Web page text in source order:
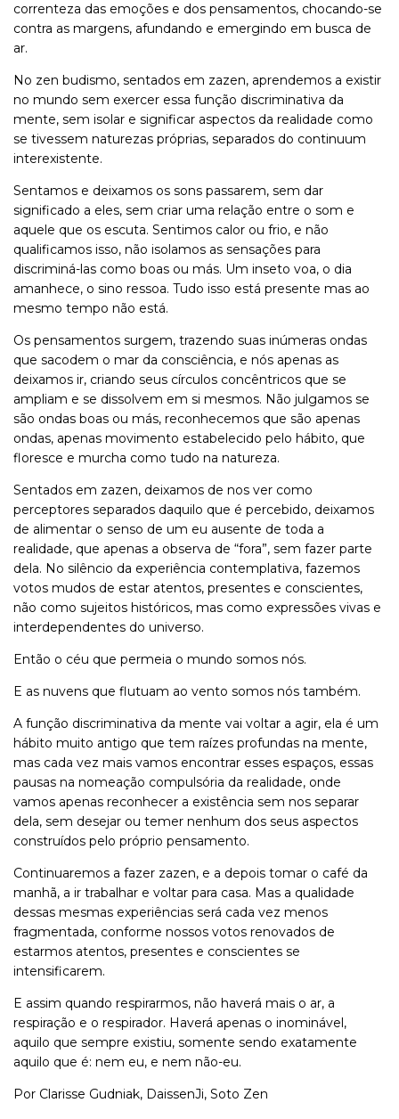
correnteza das emoções e dos pensamentos, chocando-se
contra as margens, afundando e emergindo em busca de
ar.
No zen budismo, sentados em zazen, aprendemos a existir
no mundo sem exercer essa função discriminativa da
mente, sem isolar e significar aspectos da realidade como
se tivessem naturezas próprias, separados do continuum
interexistente.
Sentamos e deixamos os sons passarem, sem dar
significado a eles, sem criar uma relação entre o som e
aquele que os escuta. Sentimos calor ou frio, e não
qualificamos isso, não isolamos as sensações para
discriminá-las como boas ou más. Um inseto voa, o dia
amanhece, o sino ressoa. Tudo isso está presente mas ao
mesmo tempo não está.
Os pensamentos surgem, trazendo suas inúmeras ondas
que sacodem o mar da consciência, e nós apenas as
deixamos ir, criando seus círculos concêntricos que se
ampliam e se dissolvem em si mesmos. Não julgamos se
são ondas boas ou más, reconhecemos que são apenas
ondas, apenas movimento estabelecido pelo hábito, que
floresce e murcha como tudo na natureza.
Sentados em zazen, deixamos de nos ver como
perceptores separados daquilo que é percebido, deixamos
de alimentar o senso de um eu ausente de toda a
realidade, que apenas a observa de “fora”, sem fazer parte
dela. No silêncio da experiência contemplativa, fazemos
votos mudos de estar atentos, presentes e conscientes,
não como sujeitos históricos, mas como expressões vivas e
interdependentes do universo.
Então o céu que permeia o mundo somos nós.
E as nuvens que flutuam ao vento somos nós também.
A função discriminativa da mente vai voltar a agir, ela é um
hábito muito antigo que tem raízes profundas na mente,
mas cada vez mais vamos encontrar esses espaços, essas
pausas na nomeação compulsória da realidade, onde
vamos apenas reconhecer a existência sem nos separar
dela, sem desejar ou temer nenhum dos seus aspectos
construídos pelo próprio pensamento.
Continuaremos a fazer zazen, e a depois tomar o café da
manhã, a ir trabalhar e voltar para casa. Mas a qualidade
dessas mesmas experiências será cada vez menos
fragmentada, conforme nossos votos renovados de
estarmos atentos, presentes e conscientes se
intensificarem.
E assim quando respirarmos, não haverá mais o ar, a
respiração e o respirador. Haverá apenas o inominável,
aquilo que sempre existiu, somente sendo exatamente
aquilo que é: nem eu, e nem não-eu.
Por Clarisse Gudniak, DaissenJi, Soto Zen